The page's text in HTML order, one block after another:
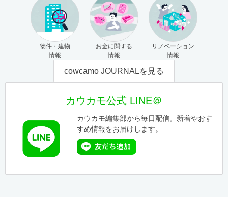
物件・建物
情報
お金に関する
情報
リノベーション
情報
cowcamo JOURNALを見る
カウカモ公式 LINE＠
カウカモ編集部から毎日配信。新着やおす
すめ情報をお届けします。